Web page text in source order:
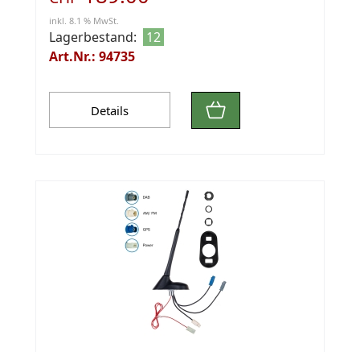
inkl. 8.1 % MwSt.
Lagerbestand:
12
Art.Nr.: 94735
Details